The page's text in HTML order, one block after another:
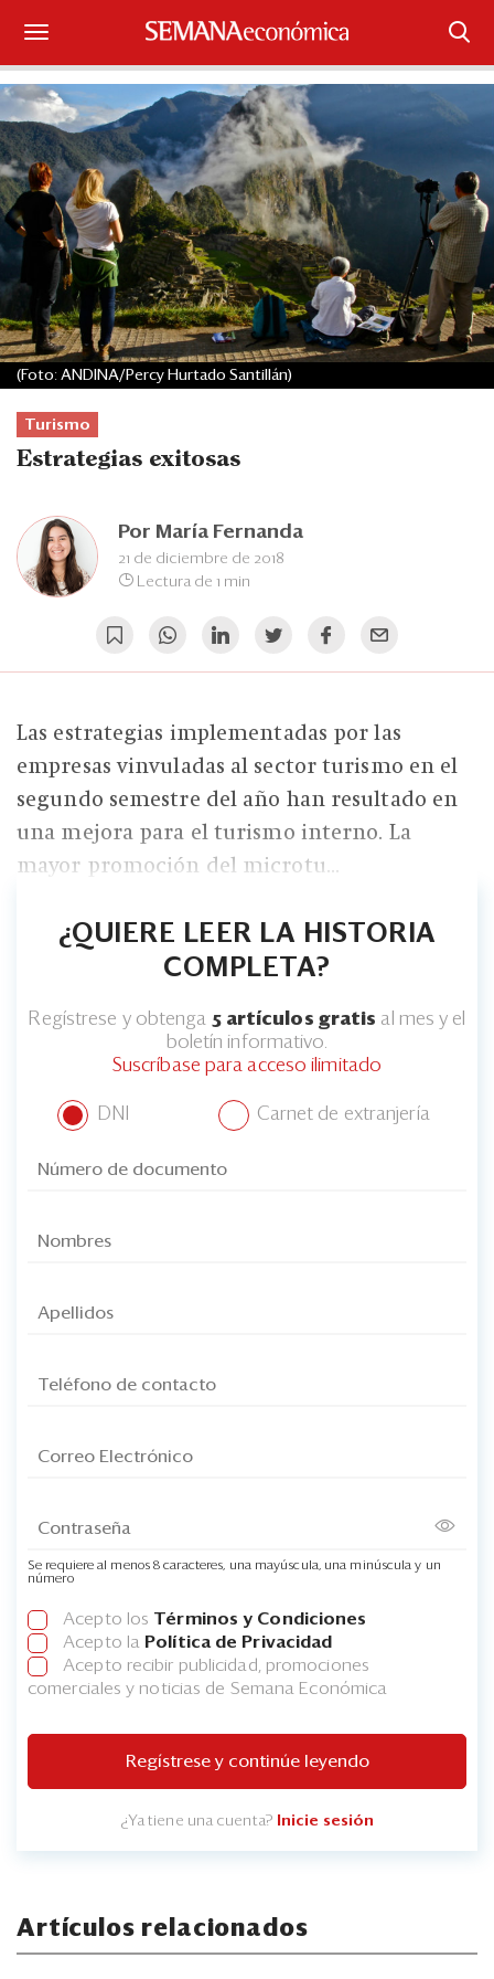
Suscríbase
Iniciar sesión
Portada
¿Qué está pasando?
Sectores y Empresas
Management
Economía y Finanzas
Blogs
Ranking CEO
Edición Impresa
Turismo
Estrategias exitosas
Por María Fernanda
21 de diciembre de 2018
Lectura de 1 min
(Foto: ANDINA/Percy Hurtado Santillán)
Las estrategias implementadas por las
empresas vinvuladas al sector turismo en el
segundo semestre del año han resultado en
una mejora para el turismo interno. La
mayor promoción del microtu...
¿QUIERE LEER LA HISTORIA
COMPLETA?
Regístrese y obtenga 5 artículos gratis al mes y el
boletín informativo.
Suscríbase para acceso ilimitado
DNI Carnet de extranjería
Se requiere al menos 8 caracteres, una mayúscula, una minúscula y un
número
Acepto los Términos y Condiciones
Acepto la Política de Privacidad
Acepto recibir publicidad, promociones
comerciales y noticias de Semana Económica
Regístrese y continúe leyendo
¿Ya tiene una cuenta? Inicie sesión
Artículos relacionados